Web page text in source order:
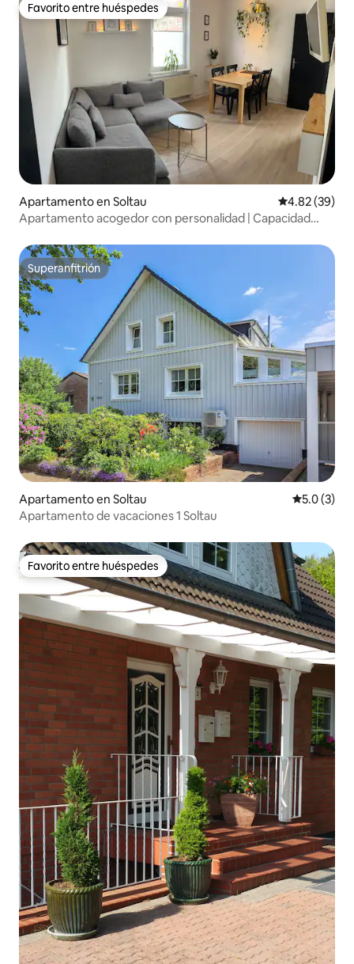
Favorito entre huéspedes
Favorito entre huéspedes
Apartamento en Soltau Calificación
4.82 (39)
Apartamento acogedor con personalidad | Capacidad
Superanfitrión
Superanfitrión
Apartamento en Soltau
5.0 (3)
Apartamento de vacaciones 1 Soltau
Favorito entre huéspedes
Favorito entre huéspedes